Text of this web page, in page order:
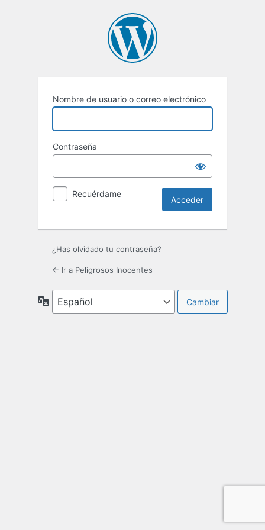
Nombre de usuario o correo electrónico
Contraseña
Recuérdame
¿Has olvidado tu contraseña?
← Ir a Peligrosos Inocentes
Idioma